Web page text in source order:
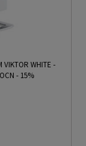
VIKTOR WHITE -
- 15%